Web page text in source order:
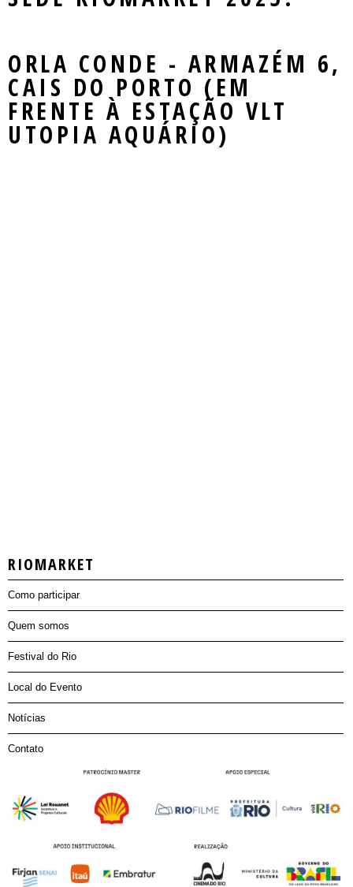
CONTATO
WORKSHOPS
ROUND TABLES
EXIBIÇÃO
REGULAMENTO
PLAYERS
Mercado
ORLA CONDE - ARMAZÉM 6,
CAIS DO PORTO (EM
FRENTE À ESTAÇÃO VLT
UTOPIA AQUÁRIO)
RIOMARKET
Como participar
Quem somos
Festival do Rio
Local do Evento
Notícias
Contato